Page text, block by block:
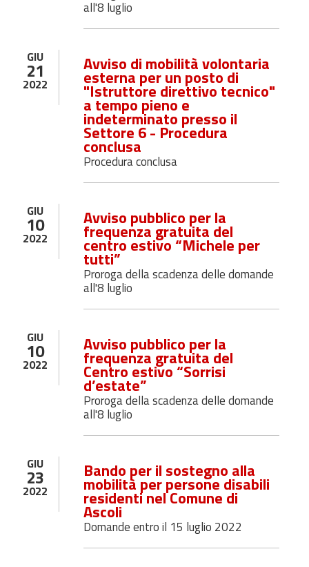
all'8 luglio
GIU
21
2022
Avviso di mobilità volontaria
esterna per un posto di
"Istruttore direttivo tecnico"
a tempo pieno e
indeterminato presso il
Settore 6 - Procedura
conclusa
Procedura conclusa
GIU
10
2022
Avviso pubblico per la
frequenza gratuita del
centro estivo “Michele per
tutti”
Proroga della scadenza delle domande
all'8 luglio
GIU
10
2022
Avviso pubblico per la
frequenza gratuita del
Centro estivo “Sorrisi
d’estate”
Proroga della scadenza delle domande
all'8 luglio
GIU
23
2022
Bando per il sostegno alla
mobilità per persone disabili
residenti nel Comune di
Ascoli
Domande entro il 15 luglio 2022